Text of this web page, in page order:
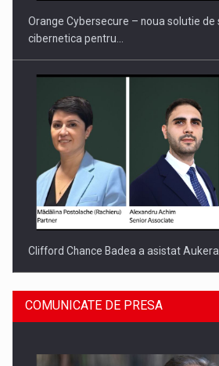
Orange Cybersecure – noua solutie
cibernetica pentru…
Clifford Chance Badea a asistat Aukera
COMUNICATE DE PRESA